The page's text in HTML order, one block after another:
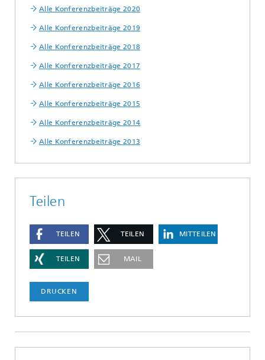
Alle Konferenzbeiträge 2020
Alle Konferenzbeiträge 2019
Alle Konferenzbeiträge 2018
Alle Konferenzbeiträge 2017
Alle Konferenzbeiträge 2016
Alle Konferenzbeiträge 2015
Alle Konferenzbeiträge 2014
Alle Konferenzbeiträge 2013
Teilen
TEILEN TEILEN MITTEILEN
TEILEN MAIL
DRUCKEN